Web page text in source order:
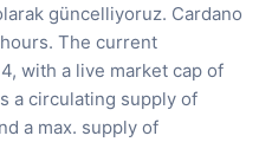
güncelliyoruz. Cardano
The current
with a live market cap of
a circulating supply of
a max. supply of